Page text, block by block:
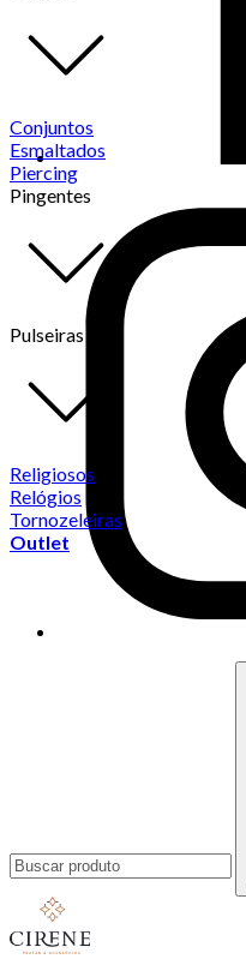
Conjuntos
Esmaltados
Piercing
Pingentes
Pulseiras
Religiosos
Relógios
Tornozeleiras
Outlet